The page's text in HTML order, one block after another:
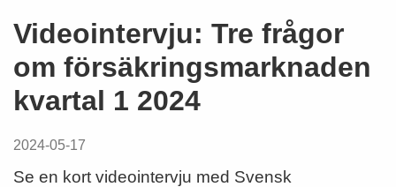
Videointervju: Tre frågor
om försäkringsmarknaden
kvartal 1 2024
2024-05-17
Se en kort videointervju med Svensk